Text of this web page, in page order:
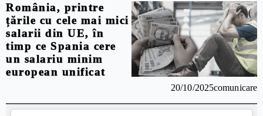
România, printre
țările cu cele mai mici
salarii din UE, în
timp ce Spania cere
un salariu minim
european unificat
20/10/2025comunicare